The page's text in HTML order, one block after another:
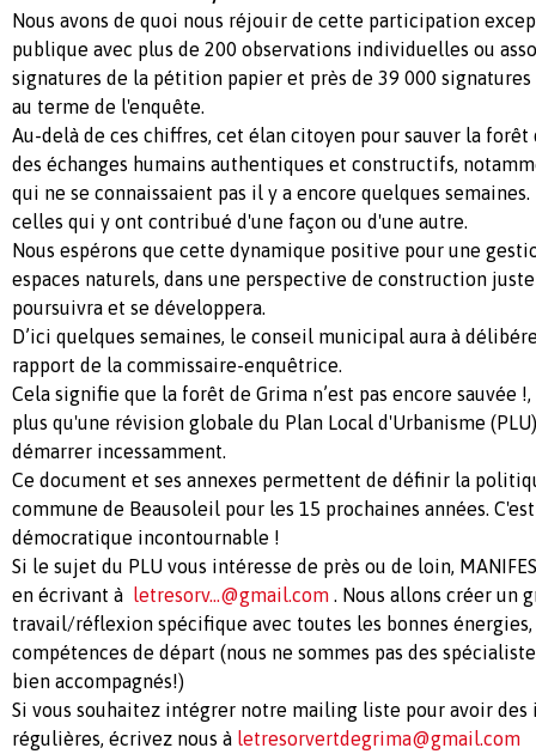
Nous avons de quoi nous réjouir de cette participation
publique avec plus de 200 observations individuelles ou
signatures de la pétition papier et près de 39 000
au terme de l'enquête.
Au-delà de ces chiffres, cet élan citoyen pour sauver la forêt
des échanges humains authentiques et constructifs,
qui ne se connaissaient pas il y a encore quelques
celles qui y ont contribué d'une façon ou d'une autre.
Nous espérons que cette dynamique positive pour une
espaces naturels, dans une perspective de construction
poursuivra et se développera.
D’ici quelques semaines, le conseil municipal aura à
rapport de la commissaire-enquêtrice.
Cela signifie que la forêt de Grima n’est pas encore sauvée
plus qu'une révision globale du Plan Local d'Urbanisme
démarrer incessamment.
Ce document et ses annexes permettent de définir la
commune de Beausoleil pour les 15 prochaines années.
démocratique incontournable !
Si le sujet du PLU vous intéresse de près ou de loin,
en écrivant à letresorv...@gmail.com . Nous allons créer un
travail/réflexion spécifique avec toutes les bonnes
compétences de départ (nous ne sommes pas des
bien accompagnés!)
Si vous souhaitez intégrer notre mailing liste pour avoir
régulières, écrivez nous à letresorvertdegrima@gmail.com